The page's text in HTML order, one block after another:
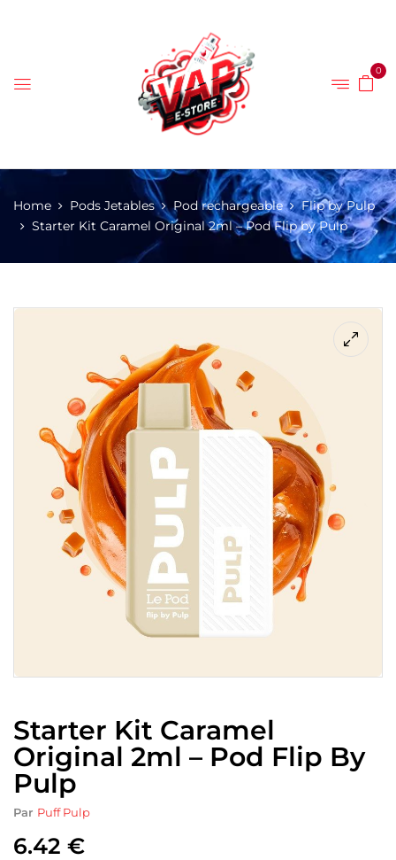
0
Home Pods Jetables Pod rechargeable
Flip by Pulp
Starter Kit Caramel Original 2ml – Pod Flip by Pulp
Starter Kit Caramel
Original 2ml – Pod Flip By
Pulp
Par Puff Pulp
6.42 €